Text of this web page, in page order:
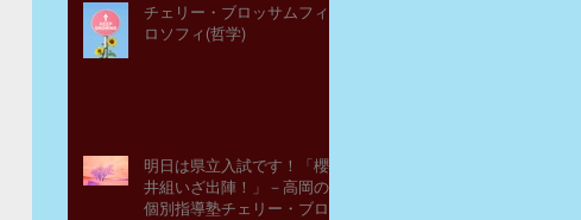
チェリー・ブロッサムフィ
ロソフィ(哲学)
明日は県立入試です！「櫻
井組いざ出陣！」－高岡の
個別指導塾チェリー・ブロ